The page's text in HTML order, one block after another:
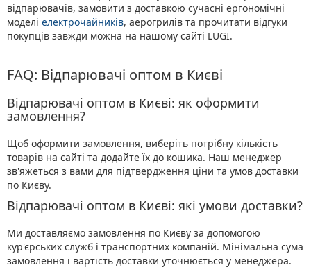
відпарювачів, замовити з доставкою сучасні ергономічні
моделі електрочайників, аерогрилів та прочитати відгуки
покупців завжди можна на нашому сайті LUGI.
FAQ: Відпарювачі оптом в Києві
Відпарювачі оптом в Києві: як оформити
замовлення?
Щоб оформити замовлення, виберіть потрібну кількість
товарів на сайті та додайте їх до кошика. Наш менеджер
зв'яжеться з вами для підтвердження ціни та умов доставки
по Києву.
Відпарювачі оптом в Києві: які умови доставки?
Ми доставляємо замовлення по Києву за допомогою
кур'єрських служб і транспортних компаній. Мінімальна сума
замовлення і вартість доставки уточнюється у менеджера.